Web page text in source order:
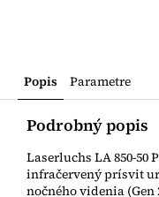
Popis Parametre
Podrobný popis
Laserluchs LA 850-50
infračervený prísvit
nočného videnia (Gen